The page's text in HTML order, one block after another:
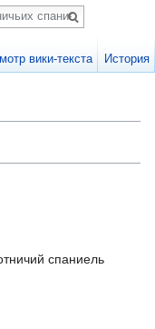
спаниель
вики-текста История